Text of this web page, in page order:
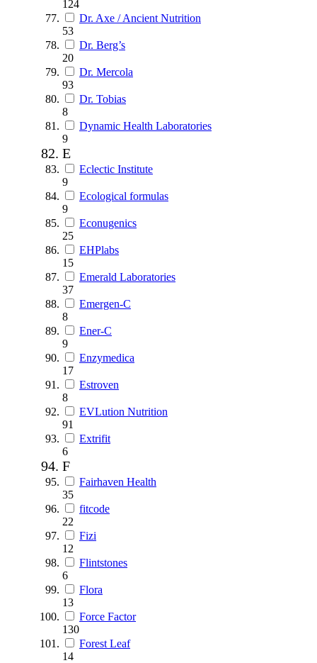
124
Dr. Axe / Ancient Nutrition
53
Dr. Berg’s
20
Dr. Mercola
93
Dr. Tobias
8
Dynamic Health Laboratories
9
E
Eclectic Institute
9
Ecological formulas
9
Econugenics
25
EHPlabs
15
Emerald Laboratories
37
Emergen-C
8
Ener-C
9
Enzymedica
17
Estroven
8
EVLution Nutrition
91
Extrifit
6
F
Fairhaven Health
35
fitcode
22
Fizi
12
Flintstones
6
Flora
13
Force Factor
130
Forest Leaf
14